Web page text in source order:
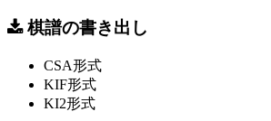
棋譜の書き出し
CSA形式
KIF形式
KI2形式